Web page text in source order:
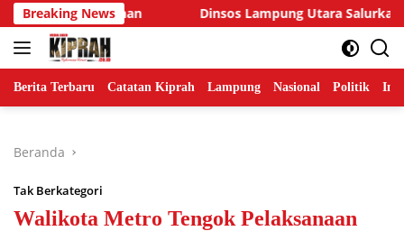
Langsung
ke
konten
Breaking News
Pembunuhan Dinsos Lampung Utara Salurkan
Berita Terbaru Catatan Kiprah Lampung Nasional Politik
Beranda
Tak Berkategori
Walikota Metro Tengok Pelaksanaan